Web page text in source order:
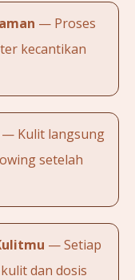
— Proses
kecantikan
— Kulit langsung
setelah
— Setiap
dan dosis